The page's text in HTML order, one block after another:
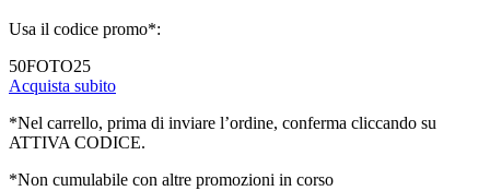
Usa il codice promo*:
50FOTO25
Acquista subito
*Nel carrello, prima di inviare l’ordine, conferma cliccando su
ATTIVA CODICE.
*Non cumulabile con altre promozioni in corso